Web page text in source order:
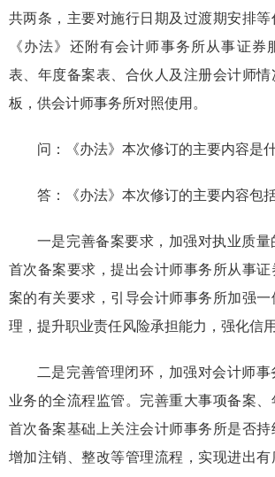
共两条，主要对施行日期及过渡期安排等
《办法》还附有会计师事务所从事证券
表、年度备案表、合伙人及注册会计师
板，供会计师事务所对照使用 。
问： 《办法》 本次修订的主要内容是
答： 《办法》 本次修订的主要内容包
一是完善备案要求，加强对执业质量
首次备案要求，提出会计师事务所从事
案的有关要求 ， 引导会计师事务所加强一
理，提升职业责任风险承担能力 ，强化信
二是完善管理闭环，加强对会计师事
业务的全流程监管。完善重大事项备案
首次备案基础上关注会计师事务所是否持
增加注销、整改等管理流程， 实现进出有